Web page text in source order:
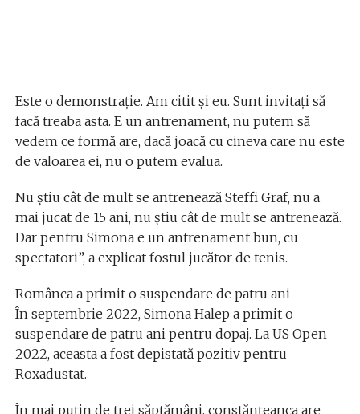
Este o demonstrație. Am citit și eu. Sunt invitați să
facă treaba asta. E un antrenament, nu putem să
vedem ce formă are, dacă joacă cu cineva care nu este
de valoarea ei, nu o putem evalua.
Nu știu cât de mult se antrenează Steffi Graf, nu a
mai jucat de 15 ani, nu știu cât de mult se antrenează.
Dar pentru Simona e un antrenament bun, cu
spectatori”, a explicat fostul jucător de tenis.
Românca a primit o suspendare de patru ani
În septembrie 2022, Simona Halep a primit o
suspendare de patru ani pentru dopaj. La US Open
2022, aceasta a fost depistată pozitiv pentru
Roxadustat.
În mai puțin de trei săptămâni, constănțeanca are